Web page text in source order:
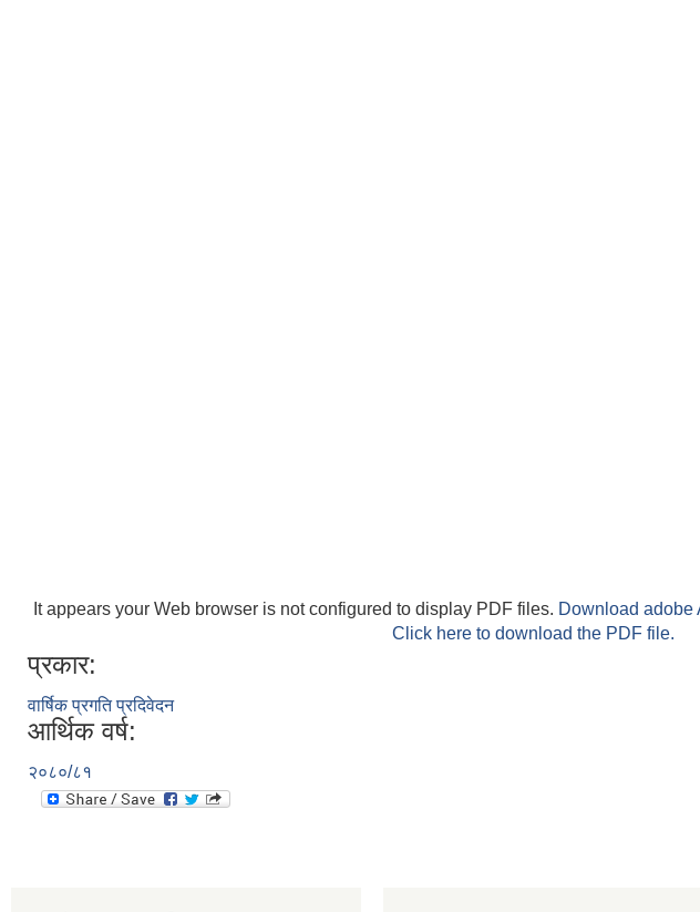
It appears your Web browser is not configured to display PDF files. Download adobe
Click here to download the PDF file.
प्रकार:
वार्षिक प्रगति प्रदिवेदन
आर्थिक वर्ष:
२०८०/८१